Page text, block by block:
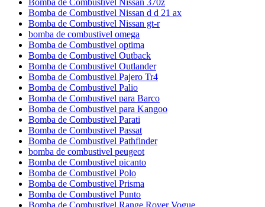
Bomba de Combustivel Nissan 370z
Bomba de Combustivel Nissan d d 21 ax
Bomba de Combustivel Nissan gt-r
bomba de combustivel omega
Bomba de Combustivel optima
Bomba de Combustivel Outback
Bomba de Combustivel Outlander
Bomba de Combustivel Pajero Tr4
Bomba de Combustivel Palio
Bomba de Combustivel para Barco
Bomba de Combustivel para Kangoo
Bomba de Combustivel Parati
Bomba de Combustivel Passat
Bomba de Combustivel Pathfinder
bomba de combustivel peugeot
Bomba de Combustivel picanto
Bomba de Combustivel Polo
Bomba de Combustivel Prisma
Bomba de Combustivel Punto